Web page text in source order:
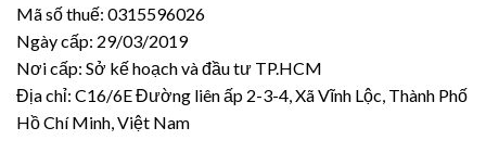
Mã số thuế: 0315596026
Ngày cấp: 29/03/2019
Nơi cấp: Sở kế hoạch và đầu tư TP.HCM
Địa chỉ: C16/6E Đường liên ấp 2-3-4, Xã Vĩnh Lộc, Thành Phố
Hồ Chí Minh, Việt Nam